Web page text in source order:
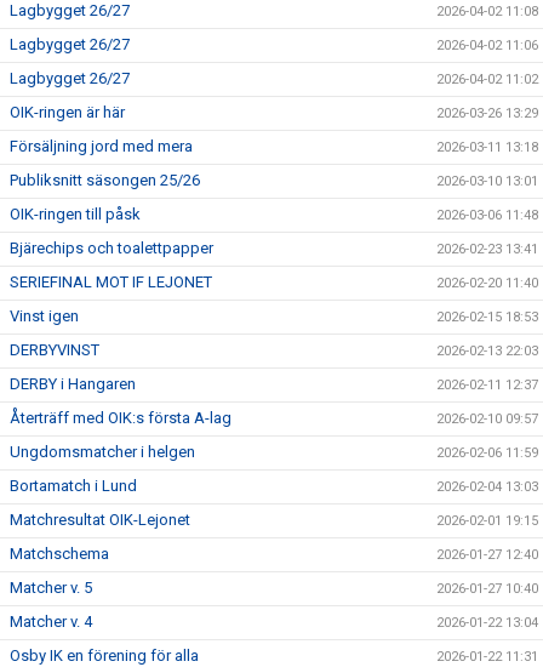
Lagbygget 26/27 2026-04-02 11:08
Lagbygget 26/27 2026-04-02 11:06
Lagbygget 26/27 2026-04-02 11:02
OIK-ringen är här 2026-03-26 13:29
Försäljning jord med mera 2026-03-11 13:18
Publiksnitt säsongen 25/26 2026-03-10 13:01
OIK-ringen till påsk 2026-03-06 11:48
Bjärechips och toalettpapper 2026-02-23 13:41
SERIEFINAL MOT IF LEJONET 2026-02-20 11:40
Vinst igen 2026-02-15 18:53
DERBYVINST 2026-02-13 22:03
DERBY i Hangaren 2026-02-11 12:37
Återträff med OIK:s första A-lag 2026-02-10 09:57
Ungdomsmatcher i helgen 2026-02-06 11:59
Bortamatch i Lund 2026-02-04 13:03
Matchresultat OIK-Lejonet 2026-02-01 19:15
Matchschema 2026-01-27 12:40
Matcher v. 5 2026-01-27 10:40
Matcher v. 4 2026-01-22 13:04
Osby IK en förening för alla 2026-01-22 11:31